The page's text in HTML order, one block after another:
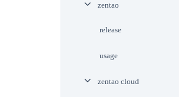
zentao
release
usage
zentao cloud